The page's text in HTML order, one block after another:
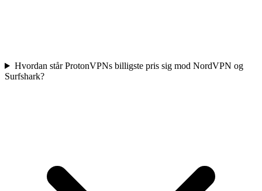
Hvordan står ProtonVPNs billigste pris sig mod NordVPN og
Surfshark?